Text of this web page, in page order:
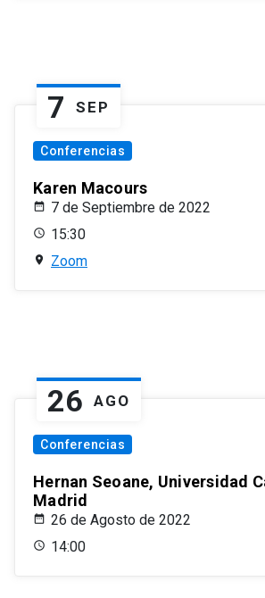
7 SEP
Conferencias
Karen Macours
7 de Septiembre de 2022
15:30
Zoom
26 AGO
Conferencias
Hernan Seoane, Universidad
Madrid
26 de Agosto de 2022
14:00